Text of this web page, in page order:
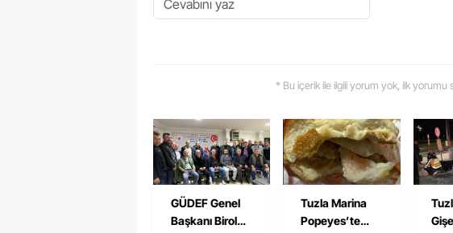
* Bu içerik ile ilgili yorum yok, ilk yorumu
GÜDEF Genel
Başkanı Birol
Tuzla Marina
Popeyes’te